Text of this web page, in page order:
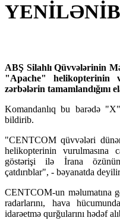
YENİLƏNİB
ABŞ Silahlı Qüvvələrinin
"Apache" helikopterinin
zərbələrin tamamlandığını
Komandanlıq bu barədə "X"
bildirib.
"CENTCOM qüvvələri
helikopterinin vurulmasına
göstərişi ilə İrana
çatdırıblar", - bəyanatda
CENTCOM-un məlumatına
radarlarını, hava
idarəetmə qurğularını hədəf